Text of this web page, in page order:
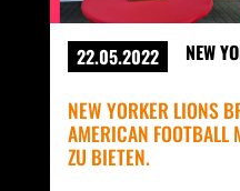
22.05.2022 NEW
NEW YORKER LIONS
AMERICAN FOOTBALL
ZU BIETEN.